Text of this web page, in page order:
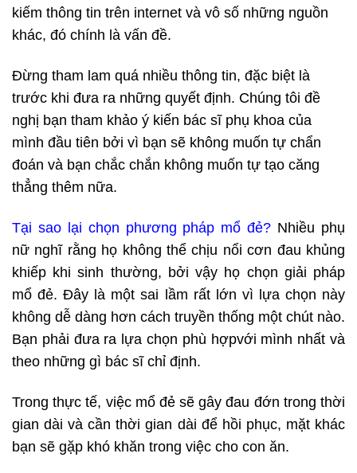
kiếm thông tin trên internet và vô số những nguồn
khác, đó chính là vấn đề.
Đừng tham lam quá nhiều thông tin, đặc biệt là
trước khi đưa ra những quyết định. Chúng tôi đề
nghị bạn tham khảo ý kiến bác sĩ phụ khoa của
mình đầu tiên bởi vì bạn sẽ không muốn tự chẩn
đoán và bạn chắc chắn không muốn tự tạo căng
thẳng thêm nữa.
Tại sao lại chọn phương pháp mổ đẻ? Nhiều phụ
nữ nghĩ rằng họ không thể chịu nổi cơn đau khủng
khiếp khi sinh thường, bởi vậy họ chọn giải pháp
mổ đẻ. Đây là một sai lầm rất lớn vì lựa chọn này
không dễ dàng hơn cách truyền thống một chút nào.
Bạn phải đưa ra lựa chọn phù hợpvới mình nhất và
theo những gì bác sĩ chỉ định.
Trong thực tế, việc mổ đẻ sẽ gây đau đớn trong thời
gian dài và cần thời gian dài để hồi phục, mặt khác
bạn sẽ gặp khó khăn trong việc cho con ăn.